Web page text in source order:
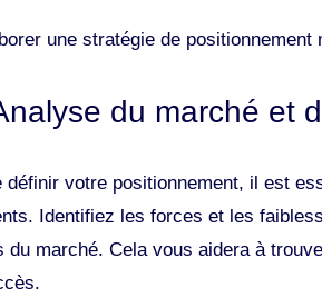
une stratégie de
du marché et
définir votre positionnement, il est
Identifiez les forces et les
du marché. Cela vous aidera à